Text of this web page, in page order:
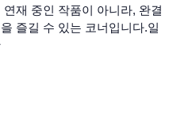
재 중인 작품이 아니라, 완결
즐길 수 있는 코너입니다.일